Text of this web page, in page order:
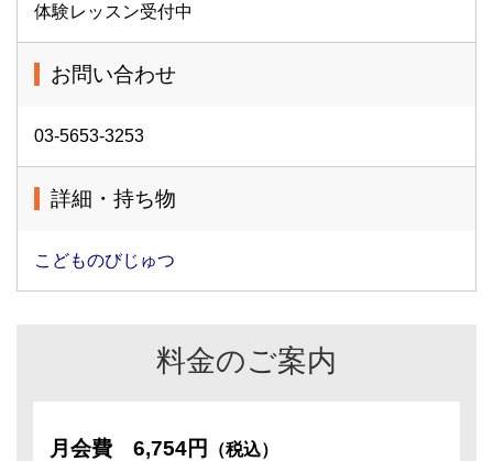
体験レッスン受付中
お問い合わせ
03-5653-3253
詳細・持ち物
こどものびじゅつ
料金のご案内
月会費 6,754円 （税込）